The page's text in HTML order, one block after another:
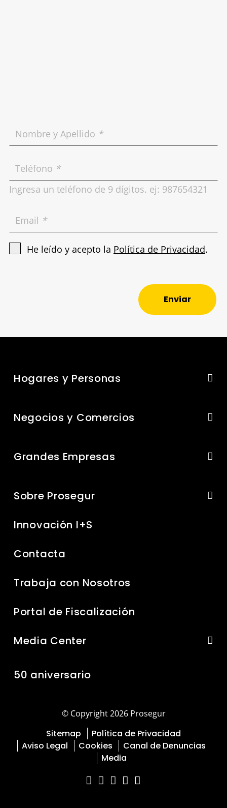
Nombre y Apellido *
Teléfono *
Ingresa un teléfono de 9 dígitos. ej: 987654321
Email *
He leído y acepto la Política de Privacidad.
Enviar
Hogares y Personas
Negocios y Comercios
Grandes Empresas
Sobre Prosegur
Innovación I+S
Contacta
Trabaja con Nosotros
Portal de Fiscalización
Media Center
50 aniversario
© Copyright 2026 Prosegur
Sitemap
Política de Privacidad
Aviso Legal
Cookies
Canal de Denuncias
Media